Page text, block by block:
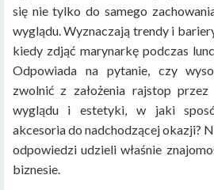
się nie tylko do samego
wyglądu. Wyznaczają trendy i
kiedy zdjąć marynarkę podczas
Odpowiada na pytanie, czy
zwolnić z założenia rajstop
wyglądu i estetyki, w jaki
akcesoria do nadchodzącej okazji?
odpowiedzi udzieli właśnie
biznesie.